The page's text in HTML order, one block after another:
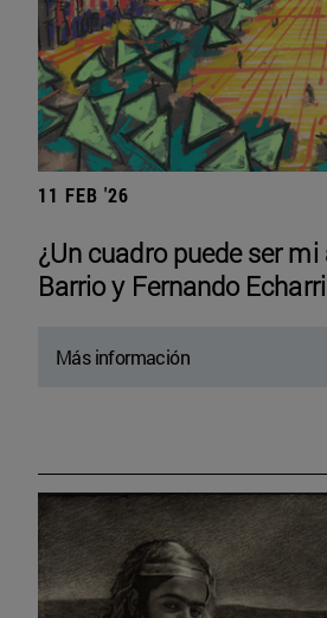
11 FEB '26
¿Un cuadro puede ser
Barrio y Fernando Echarri
Más información